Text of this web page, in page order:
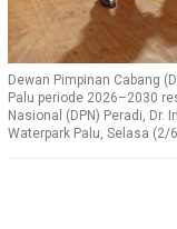
Dewan Pimpinan Cabang
Palu periode 2026–2030
Nasional (DPN) Peradi, Dr.
Waterpark Palu, Selasa (2/